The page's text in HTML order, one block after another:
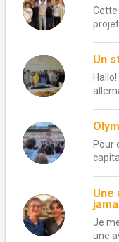
Cette
projet
Un
Pour
Une
Je
une